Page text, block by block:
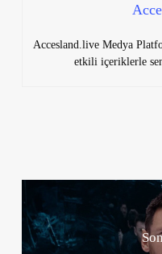
Accesland.live Medya
etkili içeriklerle